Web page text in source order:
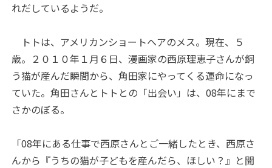
れだしているようだ。
トトは、アメリカンショートヘアのメス。現在、５
歳。２０１０年１月６日、漫画家の西原理恵子さんが飼
う猫が産んだ瞬間から、角田家にやってくる運命になっ
ていた。角田さんとトトとの「出会い」は、08年にまで
さかのぼる。
「08年にある仕事で西原さんとご一緒したとき、西原さ
んから『うちの猫が子どもを産んだら、ほしい？』と聞